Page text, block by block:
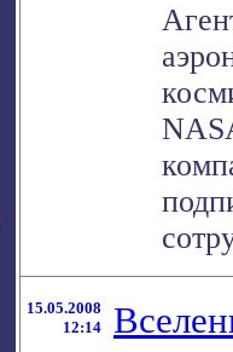
15.05.2008
12:14